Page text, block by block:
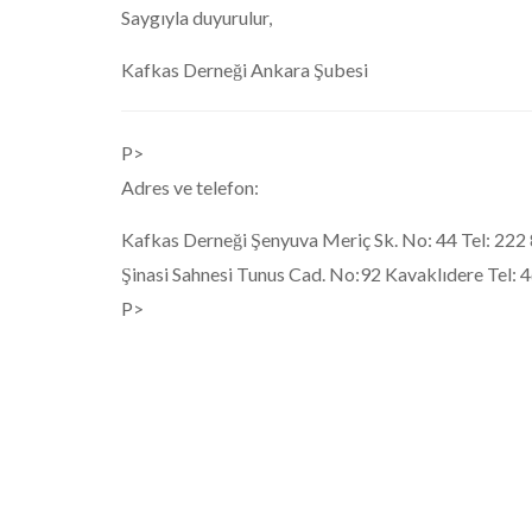
Saygıyla duyurulur,
Kafkas Derneği Ankara Şubesi
P>
Adres ve telefon:
Kafkas Derneği Şenyuva Meriç Sk. No: 44 Tel: 222
Şinasi Sahnesi Tunus Cad. No:92 Kavaklıdere Tel:
P>